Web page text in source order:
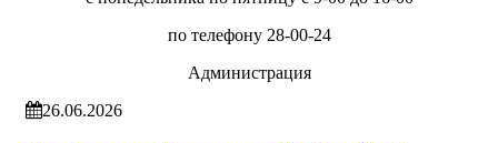
по телефону 28-00-24
Администрация
26.06.2026